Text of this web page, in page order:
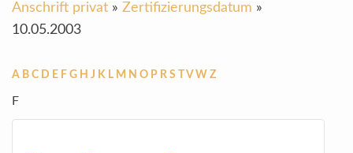
Anschrift privat » Zertifizierungsdatum »
10.05.2003
A B C D E F G H J K L M N O P R S V W Z
F